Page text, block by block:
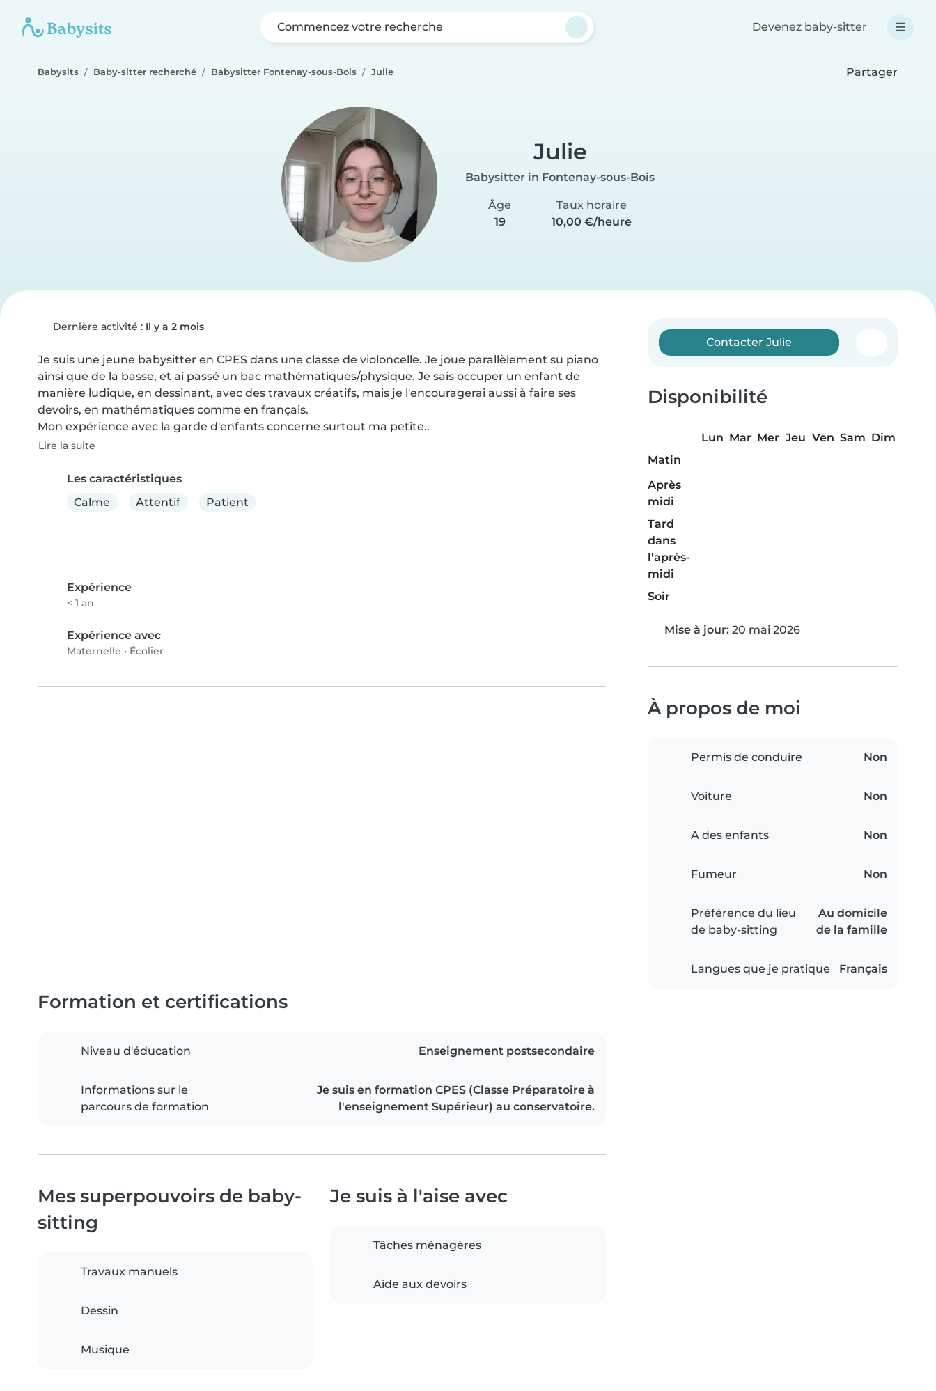
Commencez votre recherche Devenez baby-sitter
Babysits Baby-sitter recherché Babysitter Fontenay-sous-Bois Julie Partager
Julie
Babysitter in Fontenay-sous-Bois
Âge
19
Taux horaire
10,00 €/heure
Dernière activité : Il y a 2 mois
Je suis une jeune babysitter en CPES dans une classe de violoncelle. Je joue parallèlement su piano
ainsi que de la basse, et ai passé un bac mathématiques/physique. Je sais occuper un enfant de
manière ludique, en dessinant, avec des travaux créatifs, mais je l'encouragerai aussi à faire ses
devoirs, en mathématiques comme en français.
Mon expérience avec la garde d'enfants concerne surtout ma petite..
Lire la suite
Les caractéristiques
Calme
Attentif Patient
Expérience
< 1 an
Expérience avec
Maternelle • Écolier
Contacter Julie
Disponibilité
Lun Mar Mer Jeu Ven Sam Dim
Matin
Après
midi
Tard
dans
l'après-
midi
Soir
Mise à jour: 20 mai 2026
À propos de moi
Permis de conduire Non
Voiture Non
A des enfants Non
Fumeur Non
Préférence du lieu
de baby-sitting
Au domicile
de la famille
Langues que je pratique Français
Formation et certifications
Niveau d'éducation Enseignement postsecondaire
Informations sur le
parcours de formation
Je suis en formation CPES (Classe Préparatoire à
l'enseignement Supérieur) au conservatoire.
Mes superpouvoirs de baby-
sitting
Travaux manuels
Dessin
Musique
Je suis à l'aise avec
Tâches ménagères
Aide aux devoirs